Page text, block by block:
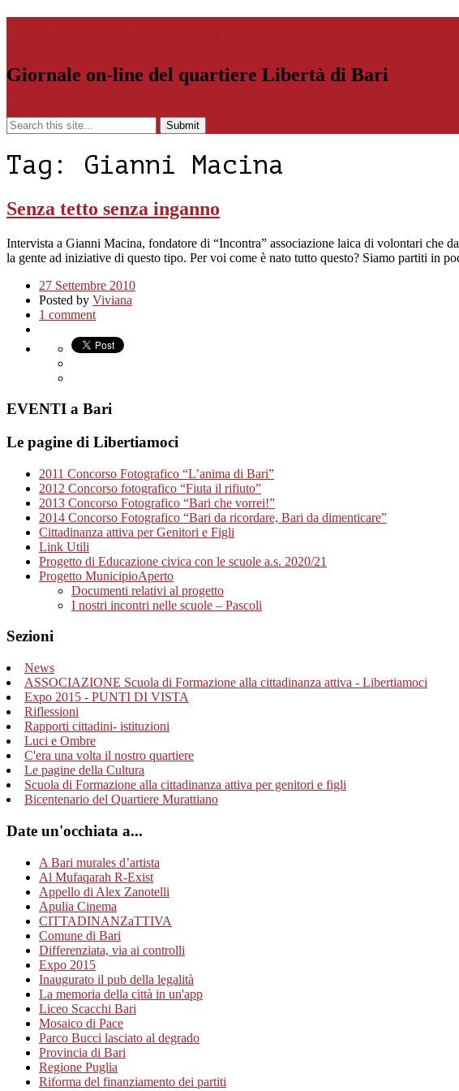
Giornale on-line del quartiere Libertà di Bari
Tag: Gianni Macina
Senza tetto senza inganno
Intervista a Gianni Macina, fondatore di “Incontra” associazione laica di volontari che
la gente ad iniziative di questo tipo. Per voi come è nato tutto questo? Siamo partiti in
27 Settembre 2010
Posted by Viviana
1 comment
EVENTI a Bari
Le pagine di Libertiamoci
2011 Concorso Fotografico “L’anima di Bari”
2012 Concorso fotografico “Fiuta il rifiuto”
2013 Concorso Fotografico “Bari che vorrei!”
2014 Concorso Fotografico “Bari da ricordare, Bari da dimenticare”
Cittadinanza attiva per Genitori e Figli
Link Utili
Progetto di Educazione civica con le scuole a.s. 2020/21
Progetto MunicipioAperto
Documenti relativi al progetto
I nostri incontri nelle scuole – Pascoli
Sezioni
News
ASSOCIAZIONE Scuola di Formazione alla cittadinanza attiva - Libertiamoci
Expo 2015 - PUNTI DI VISTA
Riflessioni
Rapporti cittadini- istituzioni
Luci e Ombre
C'era una volta il nostro quartiere
Le pagine della Cultura
Scuola di Formazione alla cittadinanza attiva per genitori e figli
Bicentenario del Quartiere Murattiano
Date un'occhiata a...
A Bari murales d’artista
Al Mufaqarah R-Exist
Appello di Alex Zanotelli
Apulia Cinema
CITTADINANZaTTIVA
Comune di Bari
Differenziata, via ai controlli
Expo 2015
Inaugurato il pub della legalità
La memoria della città in un'app
Liceo Scacchi Bari
Mosaico di Pace
Parco Bucci lasciato al degrado
Provincia di Bari
Regione Puglia
Riforma del finanziamento dei partiti